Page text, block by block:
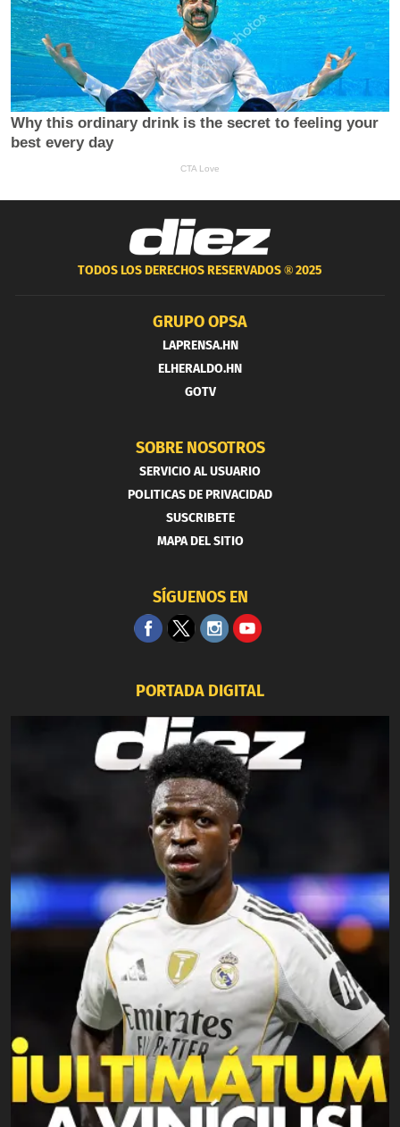
TODOS LOS DERECHOS RESERVADOS ®2025
GRUPO OPSA
LAPRENSA.HN
ELHERALDO.HN
GOTV
SOBRE NOSOTROS
SERVICIO AL USUARIO
POLITICAS DE PRIVACIDAD
SUSCRIBETE
MAPA DEL SITIO
SÍGUENOS EN
PORTADA DIGITAL